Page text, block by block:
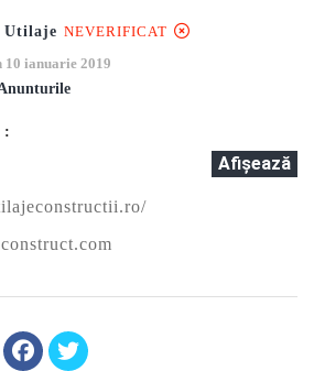
NEVERIFICAT
ianuarie 2019
:
Afişează